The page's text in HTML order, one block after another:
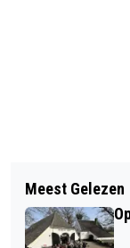
HELP JIJ
MIDDEN?
"VOOR
HET ELKE
Meest Gelezen